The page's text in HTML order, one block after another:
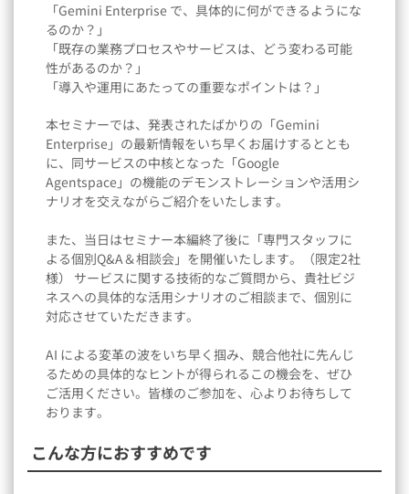
「Gemini Enterprise で、具体的に何ができるようにな
るのか？」
「既存の業務プロセスやサービスは、どう変わる可能
性があるのか？」
「導入や運用にあたっての重要なポイントは？」
本セミナーでは、発表されたばかりの「Gemini
Enterprise」の最新情報をいち早くお届けするととも
に、同サービスの中核となった「Google
Agentspace」の機能のデモンストレーションや活用シ
ナリオを交えながらご紹介をいたします。
また、当日はセミナー本編終了後に「専門スタッフに
よる個別Q&A＆相談会」を開催いたします。（限定2社
様） サービスに関する技術的なご質問から、貴社ビジ
ネスへの具体的な活用シナリオのご相談まで、個別に
対応させていただきます。
AI による変革の波をいち早く掴み、競合他社に先んじ
るための具体的なヒントが得られるこの機会を、ぜひ
ご活用ください。皆様のご参加を、心よりお待ちして
おります。
こんな方におすすめです